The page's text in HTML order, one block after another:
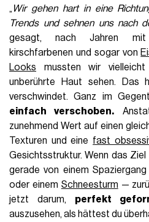
„ Wir gehen hart in eine
Trends und sehnen uns nach
gesagt, nach Jahren mit
kirschfarbenen und sogar von
Looks mussten wir vielleicht
unberührte Haut sehen. Das
verschwindet. Ganz im
einfach verschoben.
zunehmend Wert auf einen
Texturen und eine fast
Gesichtsstruktur. Wenn das
gerade von einem
oder einem Schneesturm —
jetzt darum, perfekt
auszusehen, als hättest du